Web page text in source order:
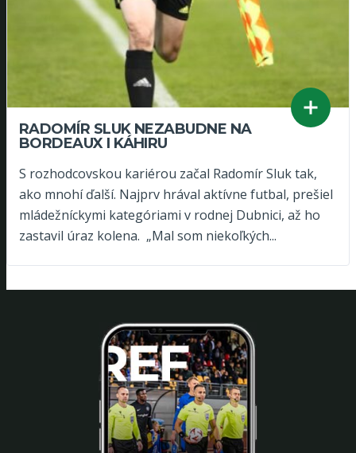
RADOMÍR SLUK NEZABUDNE NA
BORDEAUX I KÁHIRU
S rozhodcovskou kariérou začal Radomír Sluk tak,
ako mnohí ďalší. Najprv hrával aktívne futbal, prešiel
mládežníckymi kategóriami v rodnej Dubnici, až ho
zastavil úraz kolena. „Mal som niekoľkých...